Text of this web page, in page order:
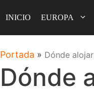
INICIO EUROPA
Portada » Dónde
Dónde